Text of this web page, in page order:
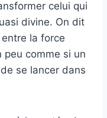
celui qui
divine. On dit
entre la force
comme si un
se lancer dans